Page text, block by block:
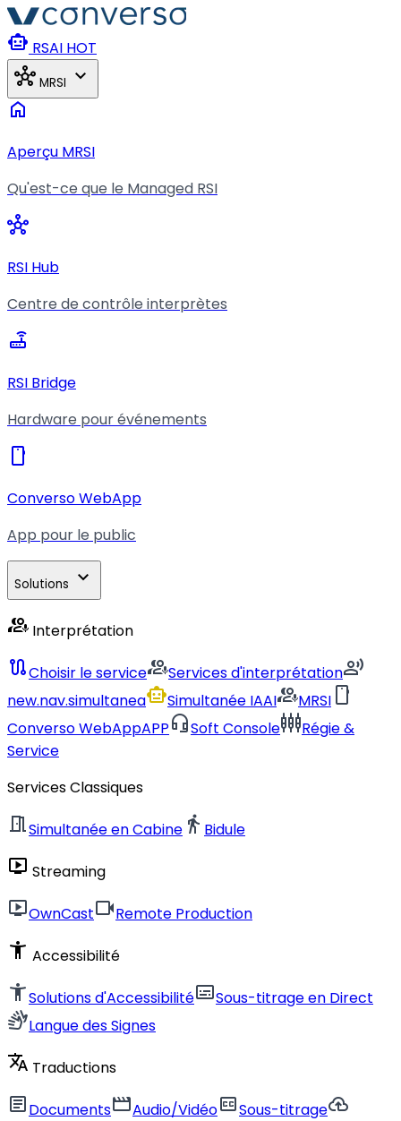
Aller au contenu principal
smart_toy RSAI HOT
hub MRSI expand_more
home
Aperçu MRSI
Qu'est-ce que le Managed RSI
hub
RSI Hub
Centre de contrôle interprètes
router
RSI Bridge
Hardware pour événements
smartphone
Converso WebApp
App pour le public
Solutions expand_more
interpreter_mode Interprétation
routeChoisir le serviceinterpreter_modeServices d'interprétationrecord_voice_over
new.nav.simultaneasmart_toySimultanée IAAIinterpreter_modeMRSI smartphone
Converso WebAppAPPheadset_micSoft Consolesettings_input_componentRégie &
Service
Services Classiques
meeting_roomSimultanée en Cabine directions_walk Bidule
live_tv Streaming
live_tvOwnCastvideocamRemote Production
accessibility_new Accessibilité
accessibility_newSolutions d'AccessibilitésubtitlesSous-titrage en Direct
sign_languageLangue des Signes
translate Traductions
articleDocumentsmovieAudio/Vidéoclosed_captionSous-titragecloud_upload